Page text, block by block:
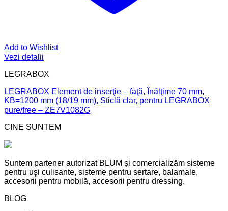
Add to Wishlist
Vezi detalii
LEGRABOX
LEGRABOX Element de inserţie – faţă, Înălţime 70 mm,
KB=1200 mm (18/19 mm), Sticlă clar, pentru LEGRABOX
pure/free – ZE7V1082G
CINE SUNTEM
Suntem partener autorizat BLUM și comercializăm sisteme
pentru uşi culisante, sisteme pentru sertare, balamale,
accesorii pentru mobilă, accesorii pentru dressing.
BLOG